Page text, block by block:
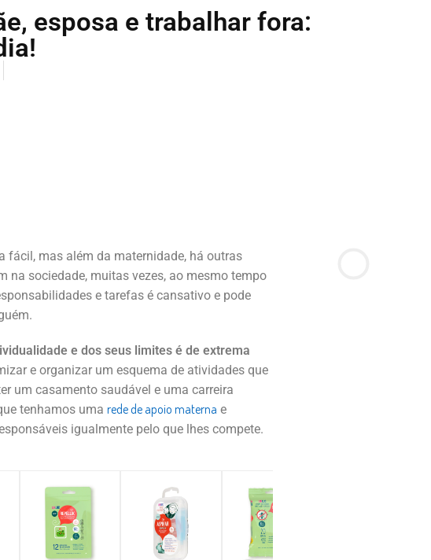
esposa e trabalhar fora:
fácil, mas além da maternidade, há outras
na sociedade, muitas vezes, ao mesmo tempo
e tarefas é cansativo e pode
e dos seus limites é de extrema
e organizar um esquema de atividades que
um casamento saudável e uma carreira
tenhamos uma rede de apoio materna e
igualmente pelo que lhes compete.